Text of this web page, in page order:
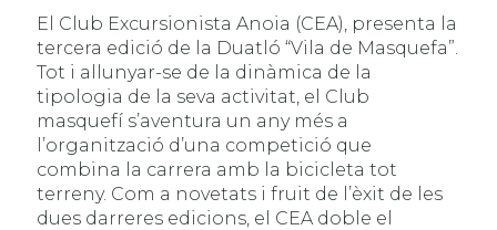
El Club Excursionista Anoia (CEA), presenta la
tercera edició de la Duatló “Vila de Masquefa”.
Tot i allunyar-se de la dinàmica de la
tipologia de la seva activitat, el Club
masquefí s’aventura un any més a
l’organització d’una competició que
combina la carrera amb la bicicleta tot
terreny. Com a novetats i fruit de l’èxit de les
dues darreres edicions, el CEA doble el